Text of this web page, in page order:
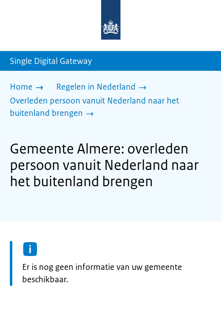
homepage
Single Digital Gateway
Home
Regelen in Nederland
Overleden persoon vanuit Nederland naar het
buitenland brengen
Gemeente Almere: overleden
persoon vanuit Nederland naar
het buitenland brengen
Informatie:
Er is nog geen informatie van uw gemeente
beschikbaar.